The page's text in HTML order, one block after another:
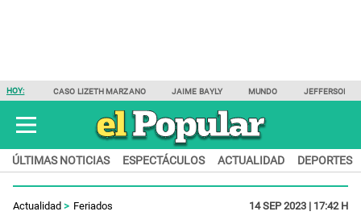
HOY: CASO LIZETH MARZANO JAIME BAYLY MUNDO JEFFERSON
ÚLTIMAS NOTICIAS ESPECTÁCULOS ACTUALIDAD DEPORTES
Actualidad Feriados 14 SEP 2023 | 17:42 H